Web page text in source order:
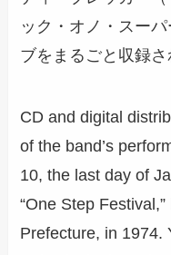
ック・オノ・スー
ブをまるごと収録さ
CD and digital
of the band’s
10, the last day of
“One Step
Prefecture, in 1974.